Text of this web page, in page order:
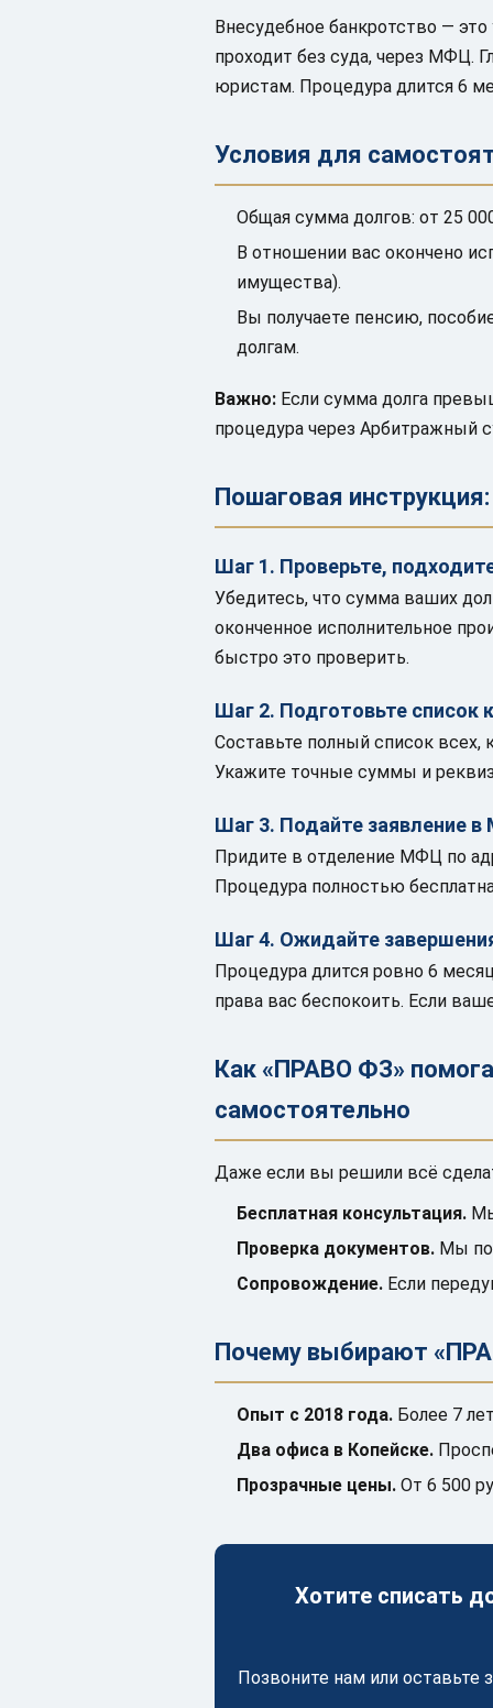
Внесудебное банкротство —
проходит без суда, через МФЦ.
юристам. Процедура длится 6
Условия для
Общая сумма долгов: от 25
В отношении вас окончено
имущества).
Вы получаете пенсию,
долгам.
Важно: Если сумма долга
процедура через Арбитражный
Пошаговая
Шаг 1. Проверьте,
Убедитесь, что сумма ваших
оконченное исполнительное
быстро это проверить.
Шаг 2. Подготовьте список
Составьте полный список
Укажите точные суммы и
Шаг 3. Подайте заявление
Придите в отделение МФЦ по
Процедура полностью
Шаг 4. Ожидайте
Процедура длится ровно 6
права вас беспокоить. Если
Как «ПРАВО ФЗ»
самостоятельно
Даже если вы решили всё
Бесплатная консультация.
Проверка документов. Мы
Сопровождение. Если
Почему выбирают
Опыт с 2018 года. Более 7
Два офиса в Копейске.
Прозрачные цены. От 6 500
Хотите списать
Позвоните нам или